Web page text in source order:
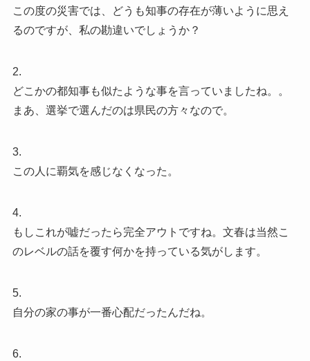
この度の災害では、どうも知事の存在が薄いように思え
るのですが、私の勘違いでしょうか？
2.
どこかの都知事も似たような事を言っていましたね。。
まあ、選挙で選んだのは県民の方々なので。
3.
この人に覇気を感じなくなった。
4.
もしこれが嘘だったら完全アウトですね。文春は当然こ
のレベルの話を覆す何かを持っている気がします。
5.
自分の家の事が一番心配だったんだね。
6.